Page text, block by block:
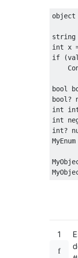
object
string
int x
if
(
bool
bool ?
int
int
int?
MyEnum
1